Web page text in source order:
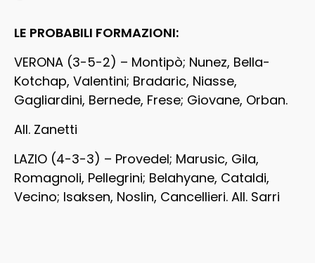
LE PROBABILI FORMAZIONI:
VERONA (3-5-2) – Montipò; Nunez, Bella-
Kotchap, Valentini; Bradaric, Niasse,
Gagliardini, Bernede, Frese; Giovane, Orban.
All. Zanetti
LAZIO (4-3-3) – Provedel; Marusic, Gila,
Romagnoli, Pellegrini; Belahyane, Cataldi,
Vecino; Isaksen, Noslin, Cancellieri. All. Sarri